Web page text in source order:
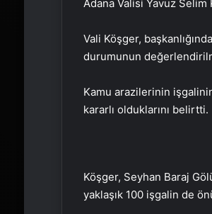
Adana Valisi Yavuz Selim
Vali Köşger,
durumunun
Kamu arazilerinin
kararlı olduklarını belirtti.
Köşger, Seyhan Baraj
yaklaşık 100 işgalin de